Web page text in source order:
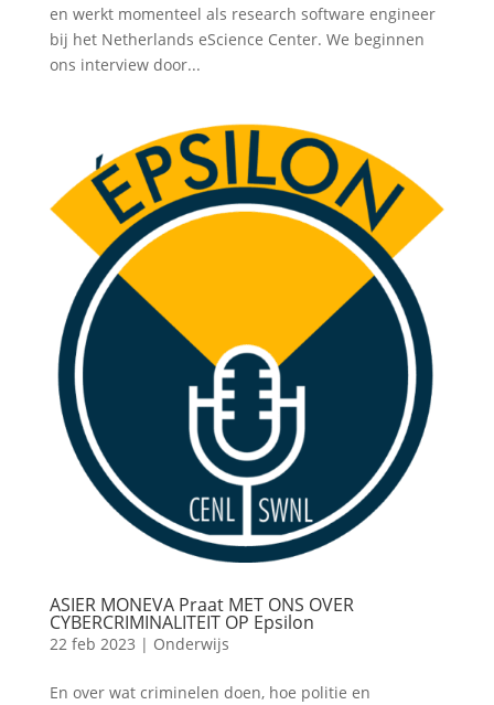
en werkt momenteel als research software engineer
bij het Netherlands eScience Center. We beginnen
ons interview door...
ASIER MONEVA Praat MET ONS OVER
CYBERCRIMINALITEIT OP Epsilon
22 feb 2023 | Onderwijs
En over wat criminelen doen, hoe politie en